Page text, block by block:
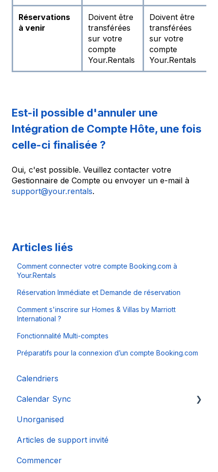
Réservations
à venir
Doivent être
transférées
sur votre
compte
Your.Rentals
Doivent être
transférées
sur votre
compte
Your.Rentals
Est-il possible d'annuler une
Intégration de Compte Hôte, une fois
celle-ci finalisée ?
Oui, c'est possible. Veuillez contacter votre
Gestionnaire de Compte ou envoyer un e-mail à
support@your.rentals.
Articles liés
Comment connecter votre compte Booking.com à
Your.Rentals
Réservation Immédiate et Demande de réservation
Comment s'inscrire sur Homes & Villas by Marriott
International ?
Fonctionnalité Multi-comptes
Préparatifs pour la connexion d’un compte Booking.com
Calendriers
Calendar Sync
Importation de calendriers populaires
Unorganised
Articles de support invité
Commencer